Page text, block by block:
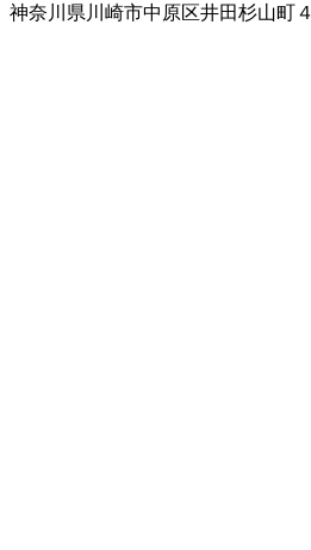
神奈川県川崎市中原区井田杉山町